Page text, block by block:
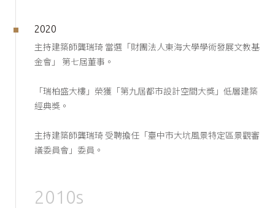
2020
主持建築師龔瑞琦 當選「財團法人東海大學學術發展文教基
金會」 第七屆董事。
「瑞柏盛大樓」榮獲「第九屆都市設計空間大獎」低層建築
經典獎。
主持建築師龔瑞琦 受聘擔任「臺中市大坑風景特定區景觀審
議委員會」委員。
2010s